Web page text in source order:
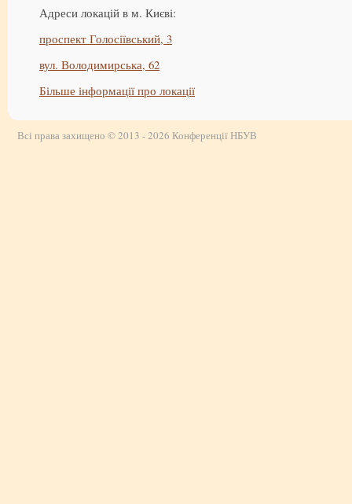
Адреси локацій в м. Києві:
проспект Голосіївський, 3
вул. Володимирська, 62
Більше інформації про локації
Всі права захищено © 2013 - 2026 Конференції НБУВ